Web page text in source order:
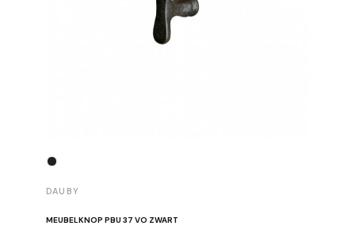
DAUBY
MEUBELKNOP PBU 37 VO ZWART